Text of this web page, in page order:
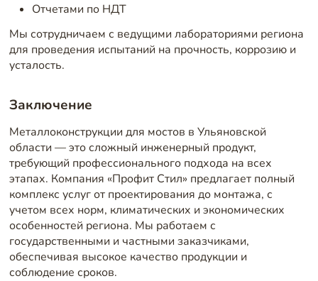
Отчетами по НДТ
Мы сотрудничаем с ведущими лабораториями региона
для проведения испытаний на прочность, коррозию и
усталость.
Заключение
Металлоконструкции для мостов в Ульяновской
области — это сложный инженерный продукт,
требующий профессионального подхода на всех
этапах. Компания «Профит Стил» предлагает полный
комплекс услуг от проектирования до монтажа, с
учетом всех норм, климатических и экономических
особенностей региона. Мы работаем с
государственными и частными заказчиками,
обеспечивая высокое качество продукции и
соблюдение сроков.